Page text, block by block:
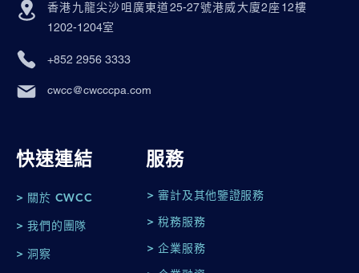
香港九龍尖沙咀廣東道25-27號港威大廈2座12樓
1202-1204室
+852 2956 3333
cwcc@cwcccpa.com
快速連結
> 關於 CWCC
> 我們的團隊
> 洞察
服務
> 審計及其他鑒證服務
> 稅務服務
> 企業服務